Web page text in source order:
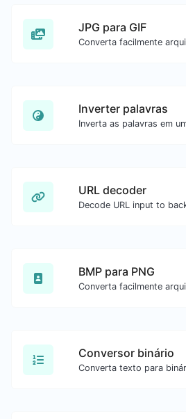
JPG para GIF
Inverter palavras
URL decoder
BMP para PNG
Conversor binário